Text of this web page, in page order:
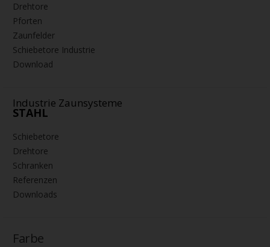
Drehtore
Pforten
Zaunfelder
Schiebetore Industrie
Download
Industrie Zaunsysteme
STAHL
Schiebetore
Drehtore
Schranken
Referenzen
Downloads
Farbe